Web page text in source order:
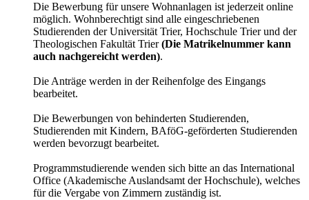
Die Bewerbung für unsere Wohnanlagen ist jederzeit online
möglich. Wohnberechtigt sind alle eingeschriebenen
Studierenden der Universität Trier, Hochschule Trier und der
Theologischen Fakultät Trier(Die Matrikelnummer kann
auch nachgereicht werden).
Die Anträge werden in der Reihenfolge des Eingangs
bearbeitet.
Die Bewerbungen von behinderten Studierenden,
Studierenden mit Kindern, BAföG-geförderten Studierenden
werden bevorzugt bearbeitet.
Programmstudierende wenden sich bitte an das International
Office (Akademische Auslandsamt der Hochschule), welches
für die Vergabe von Zimmern zuständig ist.